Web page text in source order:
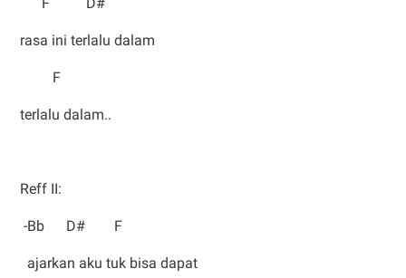
rasa ini terlalu dalam
F
terlalu dalam..
Reff II:
-Bb D# F
ajarkan aku tuk bisa dapat